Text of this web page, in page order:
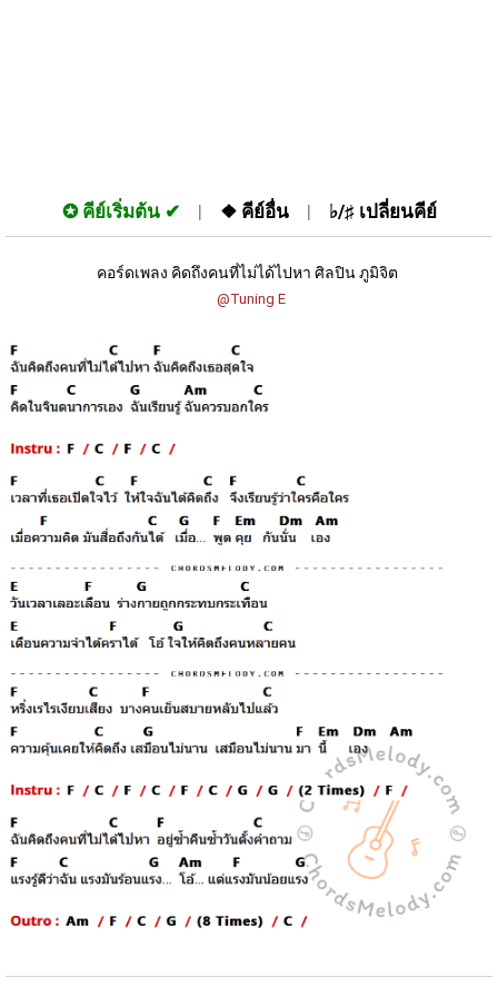
✪ คีย์เริ่มต้น ❖ คีย์อื่น ♭/♯ เปลี่ยนคีย์
คอร์ดเพลง คิดถึงคนที่ไม่ได้ไปหา ศิลปิน ภูมิจิต
@Tuning E